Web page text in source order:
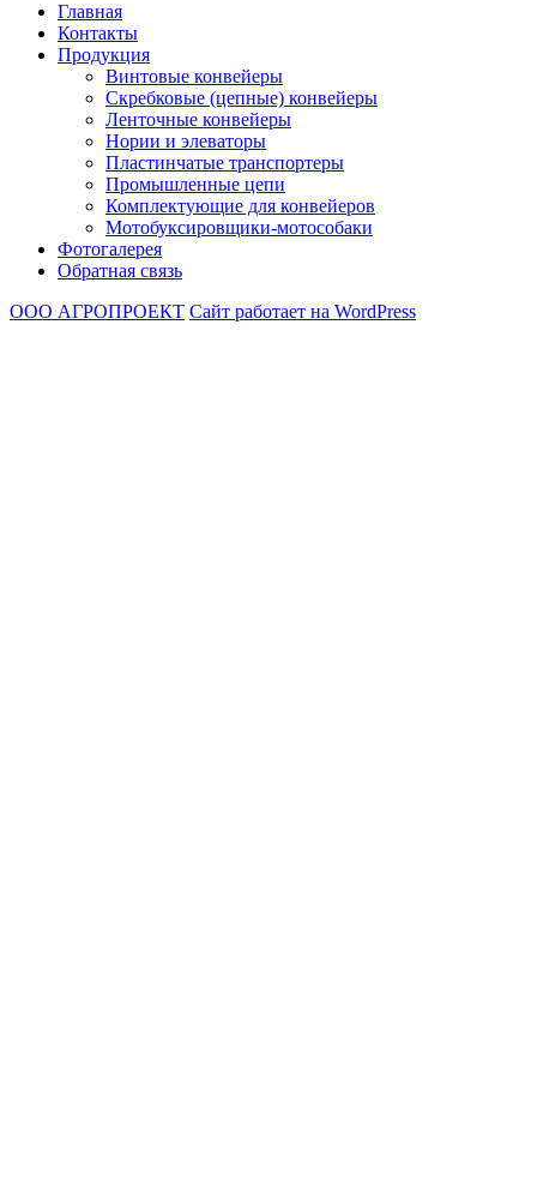
Главная
Контакты
Продукция
Винтовые конвейеры
Скребковые (цепные) конвейеры
Ленточные конвейеры
Нории и элеваторы
Пластинчатые транспортеры
Промышленные цепи
Комплектующие для конвейеров
Мотобуксировщики-мотособаки
Фотогалерея
Обратная связь
ООО АГРОПРОЕКТ Сайт работает на WordPress